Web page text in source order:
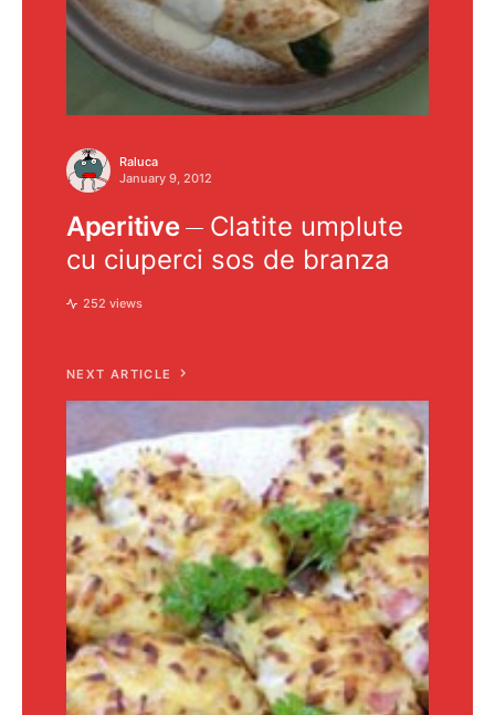
Raluca
January 9, 2012
Aperitive
Clatite umplute
cu ciuperci sos de branza
252 views
NEXT ARTICLE